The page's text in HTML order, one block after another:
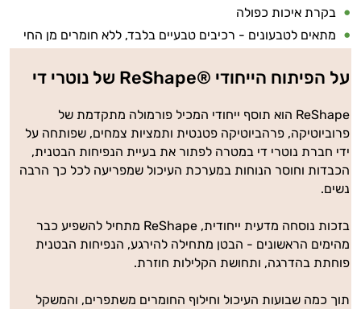
בקרת איכות כפולה
מתאים לטבעונים - רכיבים טבעיים בלבד, ללא חומרים מן החי
על הפיתוח הייחודי ®ReShape של נוטרי די
ReShape הוא תוסף ייחודי המכיל פורמולה מתקדמת של
פרוביוטיקה, פרהביוטיקה פטנטית ותמציות צמחים, שפותחה על
ידי חברת נוטרי די במטרה לפתור את בעיית הנפיחות הבטנית,
הכבדות וחוסר הנוחות במערכת העיכול שמפריעה לכל כך הרבה
נשים.
בזכות נוסחה מדעית ייחודית, ReShape מתחיל להשפיע כבר
מהימים הראשונים - הבטן מתחילה להירגע, הנפיחות הבטנית
פוחתת בהדרגה, ותחושת הקלילות חוזרת.
תוך כמה שבועות העיכול וחילוף החומרים משתפרים, והמשקל